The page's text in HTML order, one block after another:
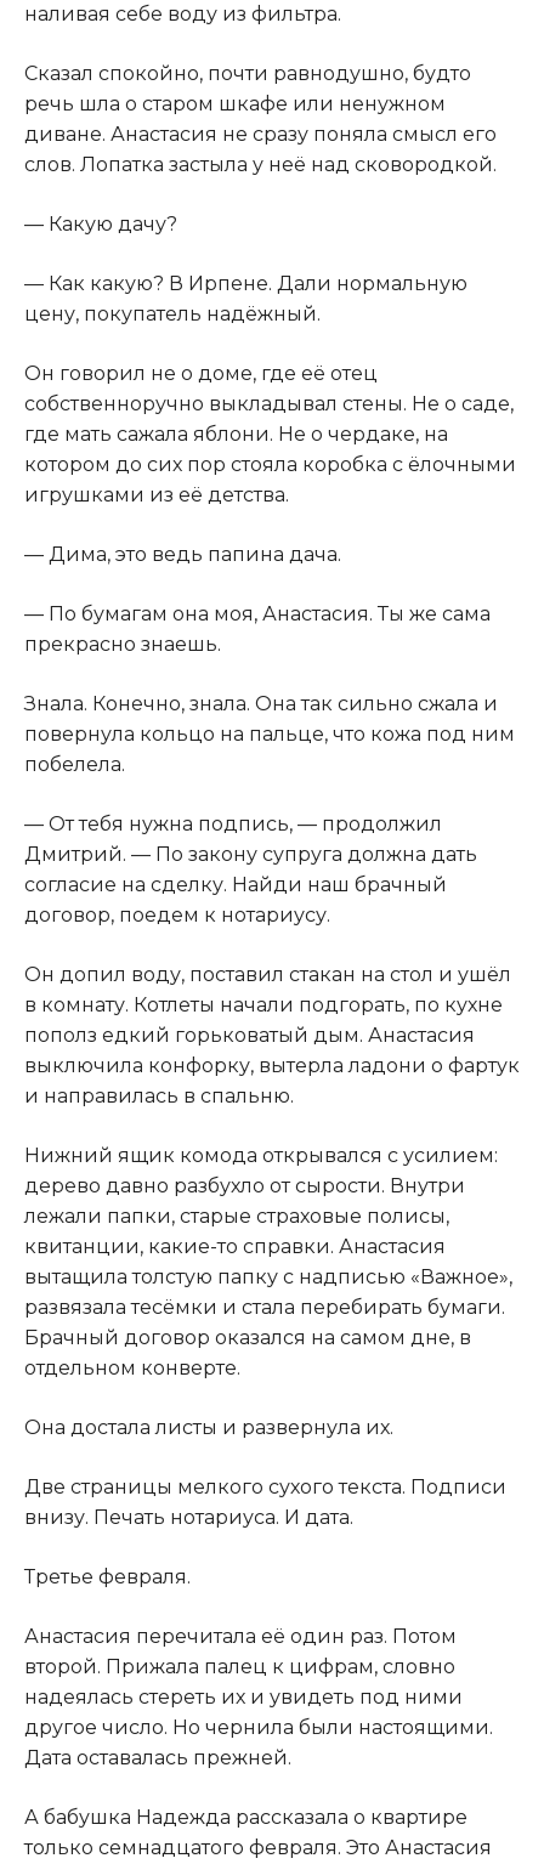
наливая себе воду из фильтра.
Сказал спокойно, почти равнодушно, будто
речь шла о старом шкафе или ненужном
диване. Анастасия не сразу поняла смысл его
слов. Лопатка застыла у неё над сковородкой.
— Какую дачу?
— Как какую? В Ирпене. Дали нормальную
цену, покупатель надёжный.
Он говорил не о доме, где её отец
собственноручно выкладывал стены. Не о саде,
где мать сажала яблони. Не о чердаке, на
котором до сих пор стояла коробка с ёлочными
игрушками из её детства.
— Дима, это ведь папина дача.
— По бумагам она моя, Анастасия. Ты же сама
прекрасно знаешь.
Знала. Конечно, знала. Она так сильно сжала и
повернула кольцо на пальце, что кожа под ним
побелела.
— От тебя нужна подпись, — продолжил
Дмитрий. — По закону супруга должна дать
согласие на сделку. Найди наш брачный
договор, поедем к нотариусу.
Он допил воду, поставил стакан на стол и ушёл
в комнату. Котлеты начали подгорать, по кухне
пополз едкий горьковатый дым. Анастасия
выключила конфорку, вытерла ладони о фартук
и направилась в спальню.
Нижний ящик комода открывался с усилием:
дерево давно разбухло от сырости. Внутри
лежали папки, старые страховые полисы,
квитанции, какие-то справки. Анастасия
вытащила толстую папку с надписью «Важное»,
развязала тесёмки и стала перебирать бумаги.
Брачный договор оказался на самом дне, в
отдельном конверте.
Она достала листы и развернула их.
Две страницы мелкого сухого текста. Подписи
внизу. Печать нотариуса. И дата.
Третье февраля.
Анастасия перечитала её один раз. Потом
второй. Прижала палец к цифрам, словно
надеялась стереть их и увидеть под ними
другое число. Но чернила были настоящими.
Дата оставалась прежней.
А бабушка Надежда рассказала о квартире
только семнадцатого февраля. Это Анастасия